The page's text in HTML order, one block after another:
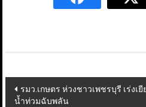
Post
รมว.เกษตร ห่วงชาวเพชรบุรี เร่ง
น้ำท่วมฉับพลัน